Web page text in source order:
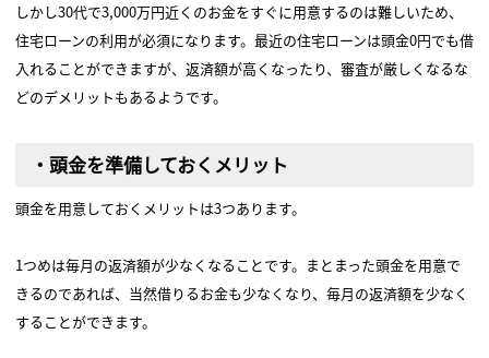
しかし30代で3,000万円近くのお金をすぐに用意するのは難しいため、
住宅ローンの利用が必須になります。最近の住宅ローンは頭金0円でも借
入れることができますが、返済額が高くなったり、審査が厳しくなるな
どのデメリットもあるようです。
・頭金を準備しておくメリット
頭金を用意しておくメリットは3つあります。
1つめは毎月の返済額が少なくなることです。まとまった頭金を用意で
きるのであれば、当然借りるお金も少なくなり、毎月の返済額を少なく
することができます。